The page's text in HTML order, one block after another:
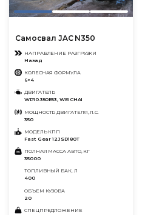
Самосвал JAC N350
НАПРАВЛЕНИЕ РАЗГРУЗКИ
Назад
КОЛЕСНАЯ ФОРМУЛА
6×4
ДВИГАТЕЛЬ
WP10.350E53, WEICHAI
МОЩНОСТЬ ДВИГАТЕЛЯ, Л.С.
350
МОДЕЛЬ КПП
Fast Gear 12JSD180T
ПОЛНАЯ МАССА АВТО, КГ
35000
ТОПЛИВНЫЙ БАК, Л
400
ОБЪЕМ КУЗОВА
20
СПЕЦПРЕДЛОЖЕНИЕ